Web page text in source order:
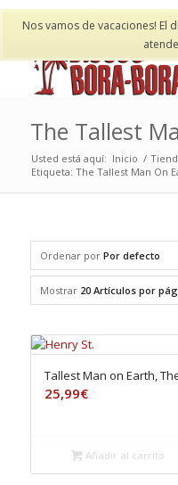
Nos vamos de vacaciones! El
Mi
The Tallest
Usted está aquí: Inicio /
Etiqueta: The Tallest Man On
Ordenar por Por defecto
Mostrar 20 Artículos por
Tallest Man on Earth,
25,99€
Añadir al carrito